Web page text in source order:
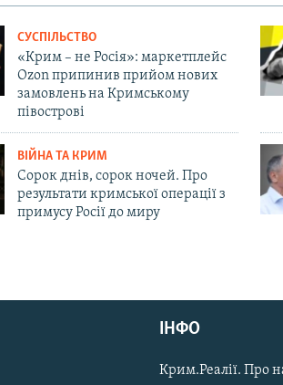
СУСПІЛЬСТВО
«Крим – не Росія»: маркетплейс
Ozon припинив прийом нових
замовлень на Кримському
півострові
ВІЙНА ТА КРИМ
Сорок днів, сорок ночей. Про
результати кримської операції з
примусу Росії до миру
ІНФО
Крим.Реалії. Про